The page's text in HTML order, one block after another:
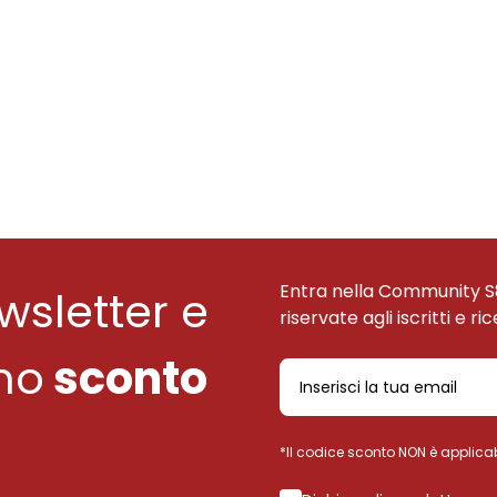
e
sconto
Entra nella Community
riservate agli iscritti e
*Il codice sconto NON è